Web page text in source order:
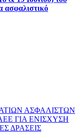
ασφαλιστικό
ΑΣΦΑΛΙΣΤΩΝ
ΓΙΑ ΕΝΙΣΧΥΣΗ
ΔΡΑΣΕΙΣ